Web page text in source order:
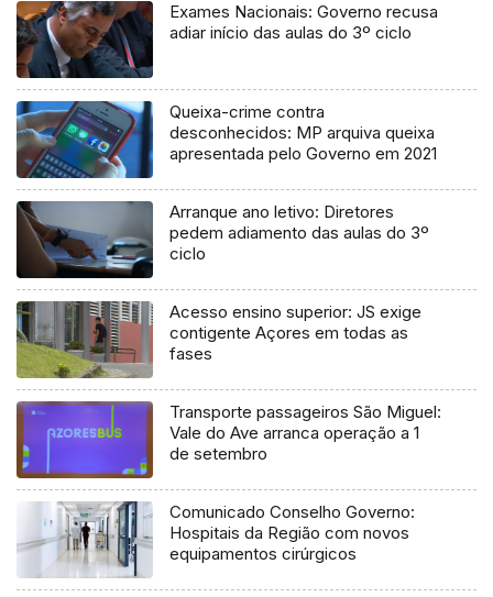
Exames Nacionais: Governo recusa
adiar início das aulas do 3º ciclo
Queixa-crime contra
desconhecidos: MP arquiva queixa
apresentada pelo Governo em 2021
Arranque ano letivo: Diretores
pedem adiamento das aulas do 3º
ciclo
Acesso ensino superior: JS exige
contigente Açores em todas as
fases
Transporte passageiros São Miguel:
Vale do Ave arranca operação a 1
de setembro
Comunicado Conselho Governo:
Hospitais da Região com novos
equipamentos cirúrgicos